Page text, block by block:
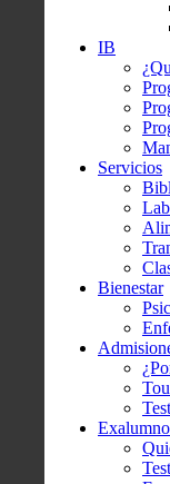
IB
Servicios
Bienestar